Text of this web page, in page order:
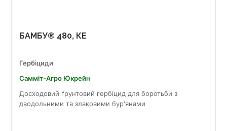
БАМБУ® 480, КЕ
Гербіциди
Самміт-Агро Юкрейн
Досходовий ґрунтовий гербіцид для боротьби з
дводольними та злаковими бур'янами